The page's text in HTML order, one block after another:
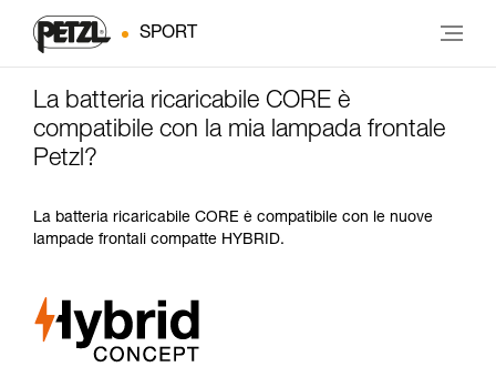
SPORT
La batteria ricaricabile CORE è
compatibile con la mia lampada frontale
Petzl?
La batteria ricaricabile CORE è compatibile con le nuove
lampade frontali compatte HYBRID.